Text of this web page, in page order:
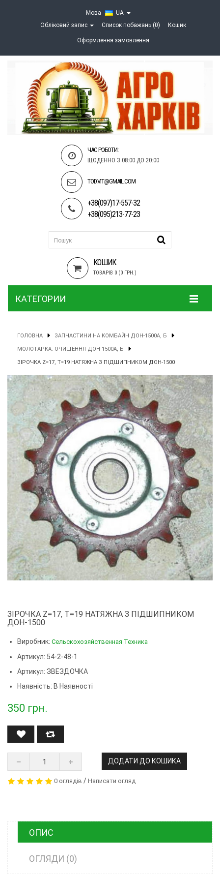
Мова
UA
Обліковий запис
Список побажань (0) Кошик
Оформлення замовлення
ЧАС РОБОТИ:
ЩОДЕННО З 08:00 ДО 20:00
TOD.VIT@GMAIL.COM
+38(097)17-557-32
+38(095)213-77-23
КОШИК
ТОВАРІВ 0 (0 ГРН.)
КАТЕГОРИИ
ГОЛОВНА ЗАПЧАСТИНИ НА КОМБАЙН ДОН-1500А, Б
МОЛОТАРКА. ОЧИЩЕННЯ ДОН-1500А, Б
ЗІРОЧКА Z=17, T=19 НАТЯЖНА З ПІДШИПНИКОМ ДОН-1500
ЗІРОЧКА Z=17, T=19 НАТЯЖНА З ПІДШИПНИКОМ
ДОН-1500
Виробник: Сельскохозяйственная Техника
Артикул: 54-2-48-1
Артикул: ЗВЕЗДОЧКА
Наявність: В Наявності
350 грн.
ДОДАТИ ДО КОШИКА
0 оглядів / Написати огляд
ОПИС
ОГЛЯДИ (0)